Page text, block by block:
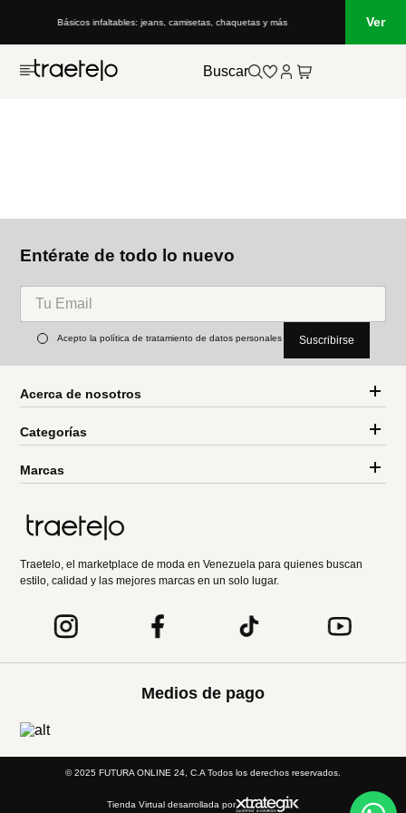
Básicos infaltables: jeans, camisetas, chaquetas y más Ver
Buscar
Entérate de todo lo nuevo
Acepto la política de tratamiento de datos personales Suscribirse
Acerca de nosotros
Categorías
Marcas
Traetelo, el marketplace de moda en Venezuela para quienes buscan
estilo, calidad y las mejores marcas en un solo lugar.
Medios de pago
© 2025 FUTURA ONLINE 24, C.A Todos los derechos reservados.
Tienda Virtual desarrollada por